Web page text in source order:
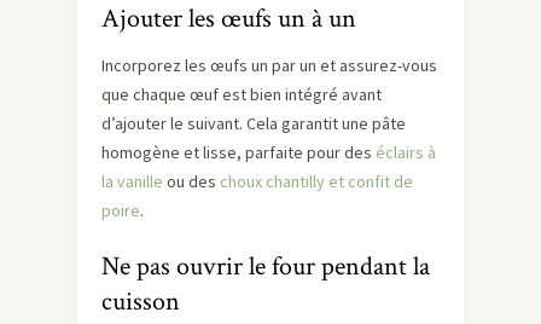
Ajouter les œufs un à un
Incorporez les œufs un par un et assurez-vous
que chaque œuf est bien intégré avant
d’ajouter le suivant. Cela garantit une pâte
homogène et lisse, parfaite pour des éclairs à
la vanille ou des choux chantilly et confit de
poire.
Ne pas ouvrir le four pendant la
cuisson